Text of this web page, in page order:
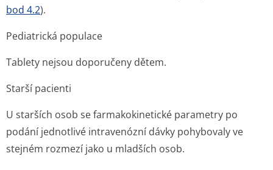
bod 4.2).
Pediatrická populace
Tablety nejsou doporučeny dětem.
Starší pacienti
U starších osob se farmakokinetické parametry po
podání jednotlivé intravenózní dávky pohybovaly ve
stejném rozmezí jako u mladších osob.